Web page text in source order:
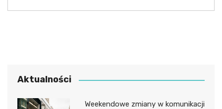
Aktualności
Weekendowe zmiany w komunikacji